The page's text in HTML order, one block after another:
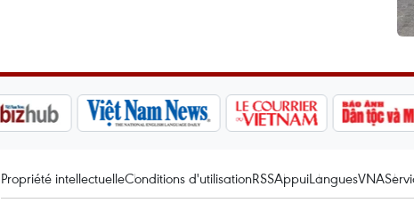
Propriété intellectuelleConditions d'utilisationRSSAppuiLanguesVNA